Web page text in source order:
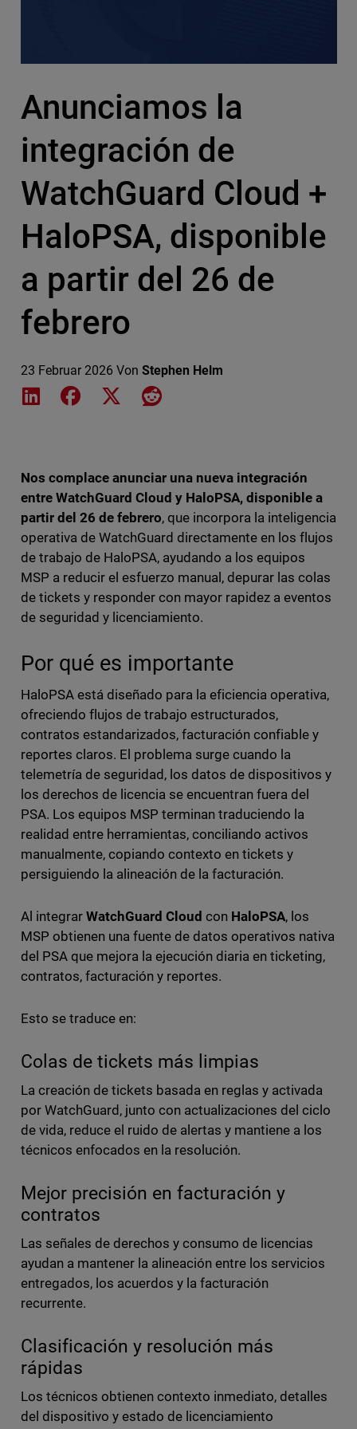
Anunciamos la
integración de
WatchGuard Cloud +
HaloPSA, disponible
a partir del 26 de
febrero
23 Februar 2026 Von Stephen Helm
Share on LinkedIn
Share on Facebook
Share on XShare on Reddit
Nos complace anunciar una nueva integración
entre WatchGuard Cloud y HaloPSA, disponible a
partir del 26 de febrero, que incorpora la inteligencia
operativa de WatchGuard directamente en los flujos
de trabajo de HaloPSA, ayudando a los equipos
MSP a reducir el esfuerzo manual, depurar las colas
de tickets y responder con mayor rapidez a eventos
de seguridad y licenciamiento.
Por qué es importante
HaloPSA está diseñado para la eficiencia operativa,
ofreciendo flujos de trabajo estructurados,
contratos estandarizados, facturación confiable y
reportes claros. El problema surge cuando la
telemetría de seguridad, los datos de dispositivos y
los derechos de licencia se encuentran fuera del
PSA. Los equipos MSP terminan traduciendo la
realidad entre herramientas, conciliando activos
manualmente, copiando contexto en tickets y
persiguiendo la alineación de la facturación.
Al integrar WatchGuard Cloud con HaloPSA, los
MSP obtienen una fuente de datos operativos nativa
del PSA que mejora la ejecución diaria en ticketing,
contratos, facturación y reportes.
Esto se traduce en:
Colas de tickets más limpias
La creación de tickets basada en reglas y activada
por WatchGuard, junto con actualizaciones del ciclo
de vida, reduce el ruido de alertas y mantiene a los
técnicos enfocados en la resolución.
Mejor precisión en facturación y
contratos
Las señales de derechos y consumo de licencias
ayudan a mantener la alineación entre los servicios
entregados, los acuerdos y la facturación
recurrente.
Clasificación y resolución más
rápidas
Los técnicos obtienen contexto inmediato, detalles
del dispositivo y estado de licenciamiento